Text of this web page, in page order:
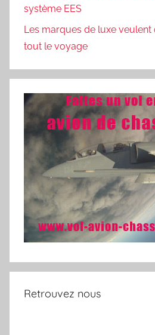
système EES
Les marques de luxe
tout le voyage
Retrouvez nous